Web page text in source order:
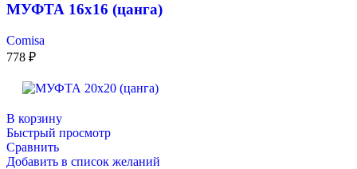
МУФТА 16х16 (цанга)
Comisa
778 ₽
В корзину
Быстрый просмотр
Сравнить
Добавить в список желаний